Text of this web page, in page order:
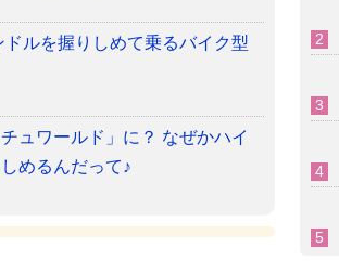
ルを握りしめて乗るバイク型
ュワールド」に？ なぜかハイ
めるんだって♪